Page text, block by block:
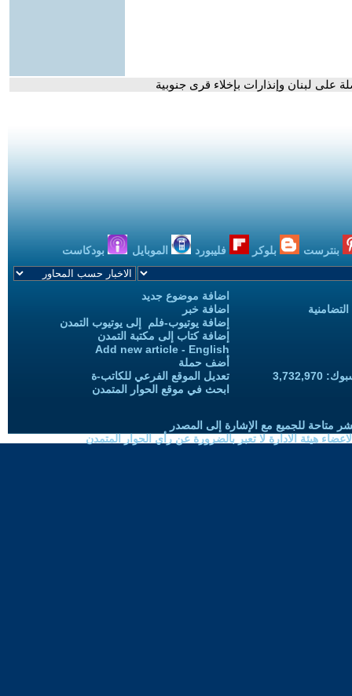
على لبنان وإنذارات بإخلاء قرى جنوبية
بنترست بلوكر فليبورد الموبايل بودكاست
اضافة موضوع جديد
اضافة خبر
إضافة يوتيوب-فلم إلى يوتيوب التمدن
إضافة كتاب إلى مكتبة التمدن
Add new article - English
أضف حملة
تعديل الموقع الفرعي للكاتب-ة
ابحث في موقع الحوار المتمدن
متاحة للجميع مع الإشارة إلى المصدر
هيئة الادارة لا تعبر بالضرورة عن رأي الحوار المتمدن